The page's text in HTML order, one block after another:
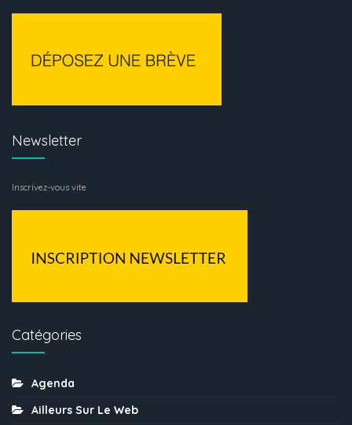
Newsletter
Inscrivez-vous vite
Catégories
Agenda
Ailleurs Sur Le Web